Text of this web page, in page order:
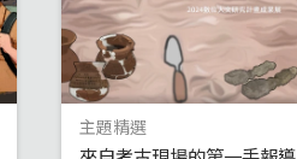
主題精選